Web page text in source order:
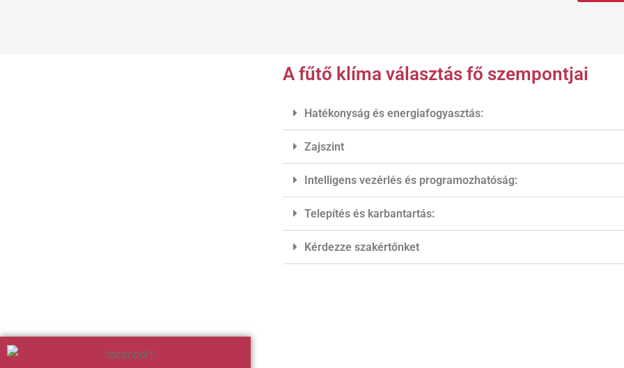
A fűtő klíma választás fő szempontjai
Hatékonyság és energiafogyasztás:
Zajszint
Intelligens vezérlés és programozhatóság:
Telepítés és karbantartás:
Kérdezze szakértőnket